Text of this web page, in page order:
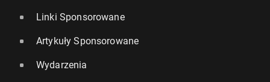
Linki Sponsorowane
Artykuły Sponsorowane
Wydarzenia